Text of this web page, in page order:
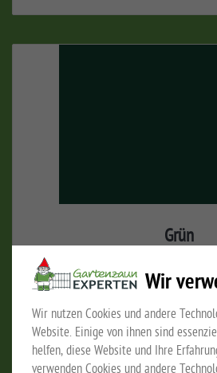
Grün
Wir
Wir nutzen Cookies und andere
Website. Einige von ihnen sind
helfen, diese Website und Ihre
verwenden Cookies und andere